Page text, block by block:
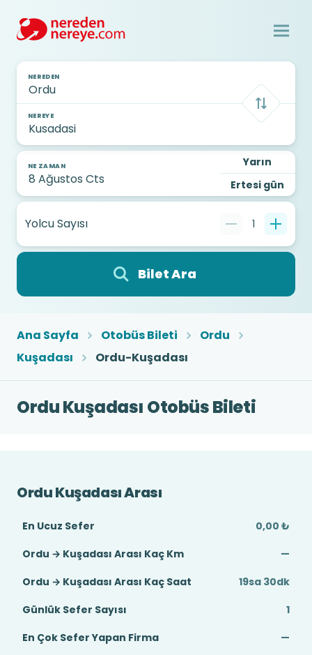
NEREDEN
NEREYE
NE ZAMAN
Yarın
Ertesi gün
Yolcu Sayısı 1
Bilet Ara
Ana Sayfa Otobüs Bileti
Ordu
Kuşadası
Ordu-Kuşadası
Ordu Kuşadası Otobüs Bileti
Ordu Kuşadası Arası
En Ucuz Sefer
0,00 ₺
Ordu → Kuşadası Arası Kaç Km
—
Ordu → Kuşadası Arası Kaç Saat
19sa 30dk
Günlük Sefer Sayısı
1
En Çok Sefer Yapan Firma
—